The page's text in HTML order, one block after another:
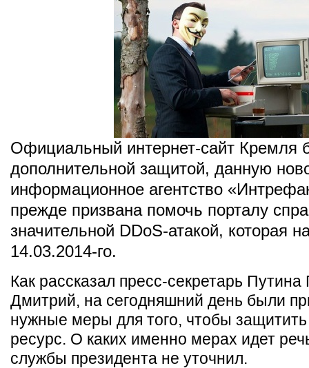
Официальный интернет-сайт Кремля
дополнительной защитой, данную
информационное агентство
прежде призвана помочь порталу
значительной DDoS-атакой, которая
14.03.2014-го.
Как рассказал пресс-секретарь Путина
Дмитрий, на сегодняшний день были
нужные меры для того, чтобы защитить
ресурс. О каких именно мерах идет
службы президента не уточнил.